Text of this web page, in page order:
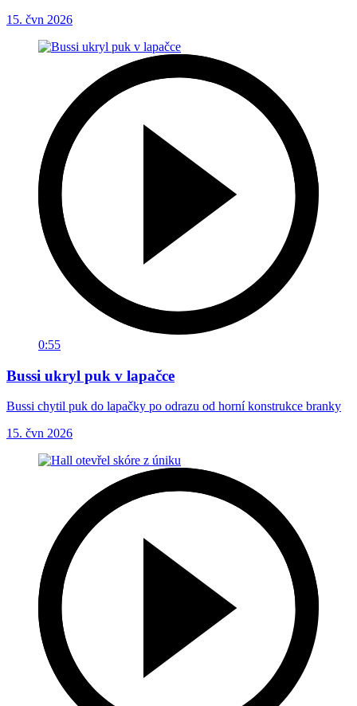
15. čvn 2026
0:55
Bussi ukryl puk v lapačce
Bussi chytil puk do lapačky po odrazu od horní konstrukce branky
15. čvn 2026